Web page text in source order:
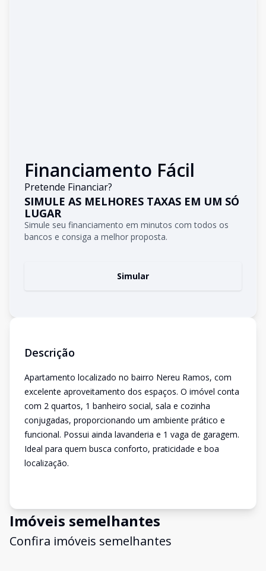
Financiamento Fácil
Pretende Financiar?
SIMULE AS MELHORES TAXAS EM UM SÓ
LUGAR
Simule seu financiamento em minutos com todos os
bancos e consiga a melhor proposta.
Simular
Descrição
Apartamento localizado no bairro Nereu Ramos, com
excelente aproveitamento dos espaços. O imóvel conta
com 2 quartos, 1 banheiro social, sala e cozinha
conjugadas, proporcionando um ambiente prático e
funcional. Possui ainda lavanderia e 1 vaga de garagem.
Ideal para quem busca conforto, praticidade e boa
localização.
Imóveis semelhantes
Confira imóveis semelhantes